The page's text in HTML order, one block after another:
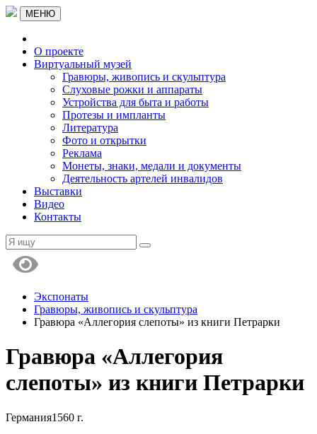
МЕНЮ
О проекте
Виртуальный музей
Гравюры, живопись и скульптура
Слуховые рожки и аппараты
Устройства для быта и работы
Протезы и импланты
Литература
Фото и открытки
Реклама
Монеты, знаки, медали и документы
Деятельность артелей инвалидов
Выставки
Видео
Контакты
Экспонаты
Гравюры, живопись и скульптура
Гравюра «Аллегория слепоты» из книги Петрарки
Гравюра «Аллегория
слепоты» из книги Петрарки
Германия1560 г.